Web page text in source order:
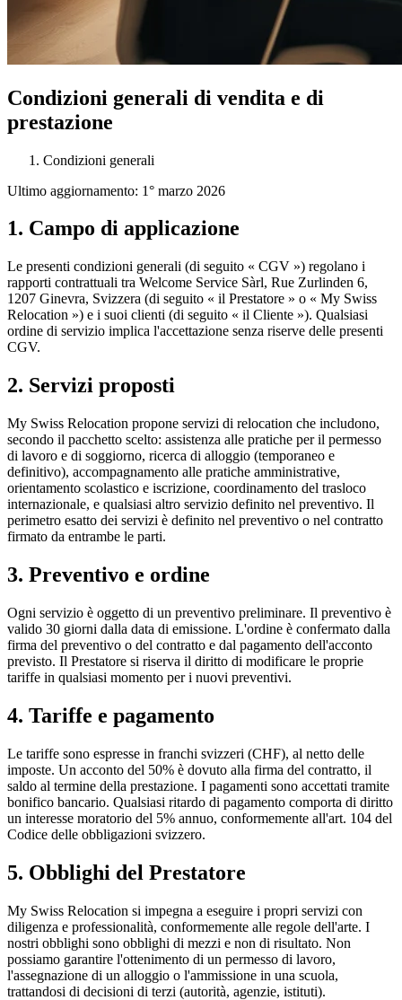
Condizioni generali di vendita e di
prestazione
Condizioni generali
Ultimo aggiornamento: 1° marzo 2026
1. Campo di applicazione
Le presenti condizioni generali (di seguito « CGV ») regolano i
rapporti contrattuali tra Welcome Service Sàrl, Rue Zurlinden 6,
1207 Ginevra, Svizzera (di seguito « il Prestatore » o « My Swiss
Relocation ») e i suoi clienti (di seguito « il Cliente »). Qualsiasi
ordine di servizio implica l'accettazione senza riserve delle presenti
CGV.
2. Servizi proposti
My Swiss Relocation propone servizi di relocation che includono,
secondo il pacchetto scelto: assistenza alle pratiche per il permesso
di lavoro e di soggiorno, ricerca di alloggio (temporaneo e
definitivo), accompagnamento alle pratiche amministrative,
orientamento scolastico e iscrizione, coordinamento del trasloco
internazionale, e qualsiasi altro servizio definito nel preventivo. Il
perimetro esatto dei servizi è definito nel preventivo o nel contratto
firmato da entrambe le parti.
3. Preventivo e ordine
Ogni servizio è oggetto di un preventivo preliminare. Il preventivo è
valido 30 giorni dalla data di emissione. L'ordine è confermato dalla
firma del preventivo o del contratto e dal pagamento dell'acconto
previsto. Il Prestatore si riserva il diritto di modificare le proprie
tariffe in qualsiasi momento per i nuovi preventivi.
4. Tariffe e pagamento
Le tariffe sono espresse in franchi svizzeri (CHF), al netto delle
imposte. Un acconto del 50% è dovuto alla firma del contratto, il
saldo al termine della prestazione. I pagamenti sono accettati tramite
bonifico bancario. Qualsiasi ritardo di pagamento comporta di diritto
un interesse moratorio del 5% annuo, conformemente all'art. 104 del
Codice delle obbligazioni svizzero.
5. Obblighi del Prestatore
My Swiss Relocation si impegna a eseguire i propri servizi con
diligenza e professionalità, conformemente alle regole dell'arte. I
nostri obblighi sono obblighi di mezzi e non di risultato. Non
possiamo garantire l'ottenimento di un permesso di lavoro,
l'assegnazione di un alloggio o l'ammissione in una scuola,
trattandosi di decisioni di terzi (autorità, agenzie, istituti).